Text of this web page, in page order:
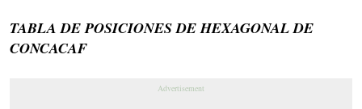
TABLA DE POSICIONES DE HEXAGONAL DE
CONCACAF